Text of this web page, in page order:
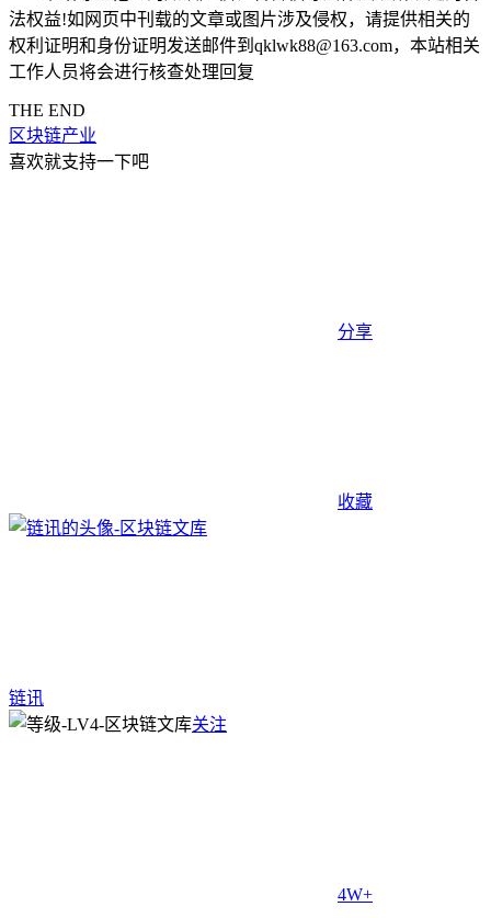
法权益!如网页中刊载的文章或图片涉及侵权，请提供相关的
权利证明和身份证明发送邮件到qklwk88@163.com，本站相关
工作人员将会进行核查处理回复
THE END
区块链产业
喜欢就支持一下吧
分享
收藏
链讯
关注
4W+